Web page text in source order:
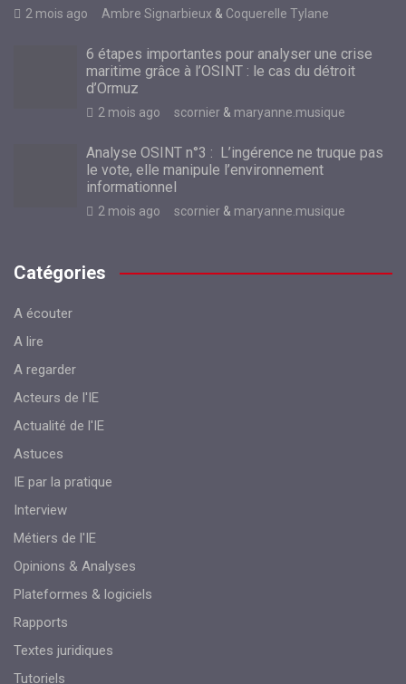
2 mois ago Ambre Signarbieux & Coquerelle Tylane
6 étapes importantes pour analyser une crise
maritime grâce à l’OSINT : le cas du détroit
d’Ormuz
2 mois ago scornier & maryanne.musique
Analyse OSINT n°3 : L’ingérence ne truque pas
le vote, elle manipule l’environnement
informationnel
2 mois ago scornier & maryanne.musique
Catégories
A écouter
A lire
A regarder
Acteurs de l'IE
Actualité de l'IE
Astuces
IE par la pratique
Interview
Métiers de l'IE
Opinions & Analyses
Plateformes & logiciels
Rapports
Textes juridiques
Tutoriels